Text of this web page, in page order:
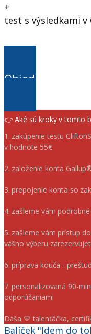
+
test s výsledkami v
Objednať
👉 Aké sú kroky v tomto
1. zakúpenie testu
v hodnote 55€
2. ⁠založenie konta
3. prepojenie konta so
4. zašleme vám
5. zašleme vám prístup
vášho výberu
6. príprava kouča -
7. ⁠personalizovaná 90-
odporúčaniami
Dáša 💛 talenťáčka,
Balíček "Idem do